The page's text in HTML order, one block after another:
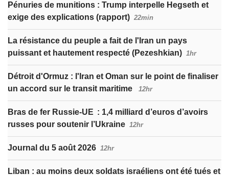
Pénuries de munitions : Trump interpelle Hegseth et
exige des explications (rapport) 22min
La résistance du peuple a fait de l'Iran un pays
puissant et hautement respecté (Pezeshkian) 1hr
Détroit d'Ormuz : l'Iran et Oman sur le point de finaliser
un accord sur le transit maritime
12hr
Bras de fer Russie-UE : 1,4 milliard d’euros d’avoirs
russes pour soutenir l’Ukraine 12hr
Journal du 5 août 2026 12hr
Liban : au moins deux soldats israéliens ont été tués et